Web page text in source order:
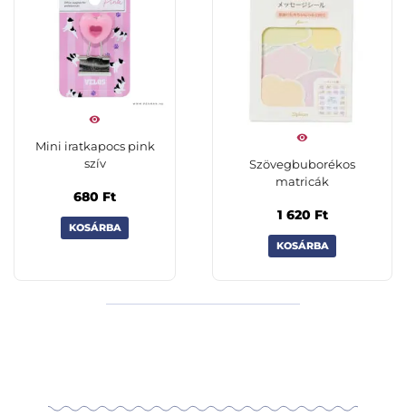
Mini iratkapocs pink
szív
680 Ft
KOSÁRBA
Szövegbuborékos
matricák
1 620 Ft
KOSÁRBA